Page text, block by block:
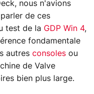
nous n'avions
de ces
test de la GDP Win 4,
fondamentale
autres consoles ou
de Valve
bien plus large.